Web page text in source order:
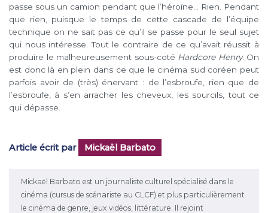
passe sous un camion pendant que l’héroïne… Rien. Pendant
que rien, puisque le temps de cette cascade de l’équipe
technique on ne sait pas ce qu’il se passe pour le seul sujet
qui nous intéresse. Tout le contraire de ce qu’avait réussit à
produire le malheureusement sous-coté Hardcore Henry. On
est donc là en plein dans ce que le cinéma sud coréen peut
parfois avoir de (très) énervant : de l’esbroufe, rien que de
l’esbroufe, à s’en arracher les cheveux, les sourcils, tout ce
qui dépasse.
Article écrit par Mickaël Barbato
Mickaël Barbato est un journaliste culturel spécialisé dans le
cinéma (cursus de scénariste au CLCF) et plus particulièrement
le cinéma de genre, jeux vidéos, littérature. Il rejoint